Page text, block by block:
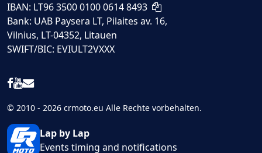
IBAN: LT96 3500 0100 0614 8493
Bank: UAB Paysera LT, Pilaites av. 16,
Vilnius, LT-04352, Litauen
SWIFT/BIC: EVIULT2VXXX
© 2010 - 2026 crmoto.eu Alle Rechte vorbehalten.
Lap by Lap
Events timing and notifications